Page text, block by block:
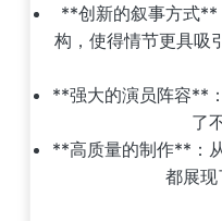
**创新的叙事方式**
构，使得情节更具吸
**强大的演员阵容**
了
**高质量的制作**：
都展现